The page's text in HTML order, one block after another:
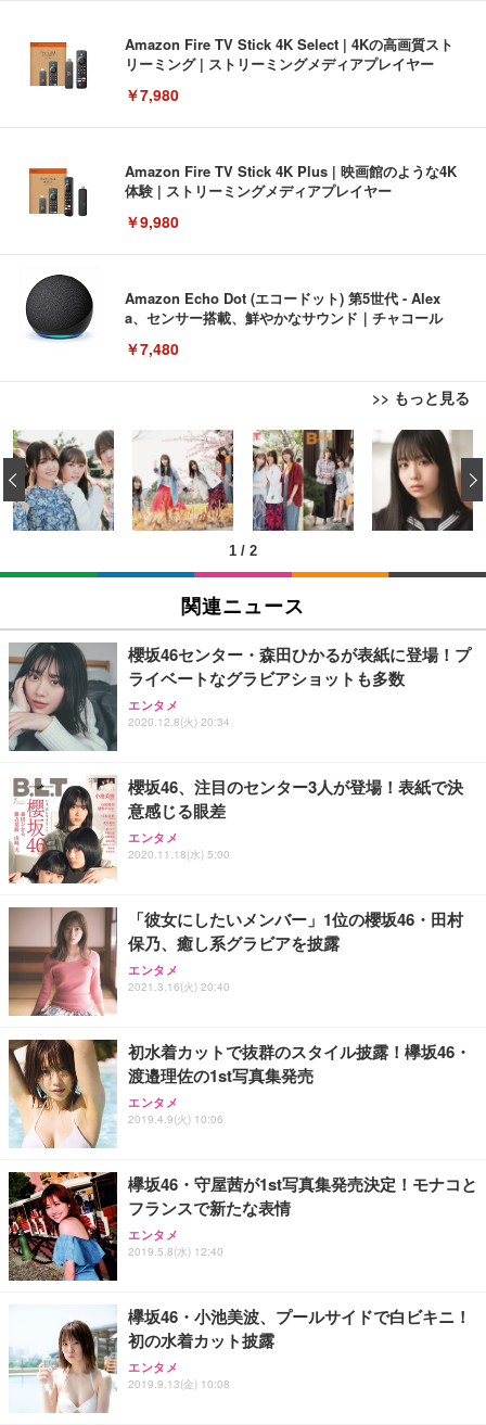
Amazon Fire TV Stick 4K Select | 4Kの高画質スト
リーミング | ストリーミングメディアプレイヤー
￥7,980
Amazon Fire TV Stick 4K Plus | 映画館のような4K
体験 | ストリーミングメディアプレイヤー
￥9,980
Amazon Echo Dot (エコードット) 第5世代 - Alex
a、センサー搭載、鮮やかなサウンド｜チャコール
￥7,480
>> もっと見る
[EdoErgo] オフィスチェア 椅子 テレワーク 疲れな
い 跳ね上げ式アームレスト コンパクト 約105度ロッ
キング pc 事務椅子 360度回転 座面昇降 強化ナイロ
ン樹脂ベース 通気性メッシュ 在宅ワーク H-WY01
(黒網+黒枠+黒足)
￥5,699
SIHOO B100 オフィスチェア／デスクチェア メッシ
ュチェア 人間工学 疲れない ブラック
￥27,999
Sezlife オフィスチェア デスクチェア 疲れない テレ
ワーク チェア 強化バックレスト 30度ロッキング機
能 人間工学 椅子 腰サポート 90度跳ね上げ式アーム
ョン PCチェア 通気性メッシュ ゲーミング/勉強/事
務用 おしゃれ パソコンチェア (ブラック)
Sezlife オフィスチェア デスクチェア 疲れない テレ
ワーク チェア 強化バックレスト 30度ロッキング機
能 人間工学 椅子 腰サポート 90度跳ね上げ式アーム
務用 おしゃれ パソコンチェア (ホワイト)
ANDWINT オフィスチェア デスクチェア 肘なし メ
ッシュ 通気性 ランバーサポート付き 腰サポート ガ
ス圧無段階昇降 360度回転 キャスター付き コンパク
EIZO ビジネス向けプレミアムモニター | FlexScan
EV3240X-WT | 31.5型4K UHD・USB Type-C・ホワ
イト
￥105,595
EIZO ビジネス向けプレミアムモニター | FlexScan
￥109,572
【純正品】27"ゲーミングモニター DualSense 充電
フック付き（CFI-ZDM1J）
【整備済み品】Dell E2724HS 27インチ 液晶モニタ
ー フルHD（1920×1080）VA 非光沢 HDMI/DisplayP
ort/VGA スピーカー内蔵 高さ調整 スイベル VESA対
【MiniLED/24.5inch/280Hz/FHD】GRAPHT THE S
HOOTER Gaming Monitor 24” Essential ゲーミン
グモニター QD 24.5インチ 1ms FHD 量子ドット 残
Amazonベーシック ペットシーツ 薄型 レギュラー 1
回使い捨て 無香料 ホワイト 300枚
￥3,373
Amazonベーシック ペットシーツ 厚型 ワイド 42枚
x2袋(84枚) ホワイト(吸収面:ライトブルー)
￥3,234
ネオ・ルーライフ ネオ・オムツ L 中型犬用 26枚入
り 単品
Smart Basic(スマートベーシック) 【Amazon.co.jp
限定】 Smart Basic アイリスオーヤマ ペットシーツ
超厚型 お徳用 ワイド 100枚入 (x 1) (ケース販売)
アイリスオーヤマ ペットシーツ 超厚型 お徳用 レギ
ュラー 200枚入【Amazon.co.jp限定】
1 / 2
‹
関連ニュース
櫻坂46センター・森田ひかるが表紙に登場！プ
ライベートなグラビアショットも多数
エンタメ
2020.12.8(火) 20:34
櫻坂46、注目のセンター3人が登場！表紙で決
意感じる眼差
エンタメ
2020.11.18(水) 5:00
「彼女にしたいメンバー」1位の櫻坂46・田村
保乃、癒し系グラビアを披露
エンタメ
2021.3.16(火) 20:40
初水着カットで抜群のスタイル披露！欅坂46・
渡邉理佐の1st写真集発売
エンタメ
2019.4.9(火) 10:06
欅坂46・守屋茜が1st写真集発売決定！モナコと
フランスで新たな表情
エンタメ
2019.5.8(水) 12:40
欅坂46・小池美波、プールサイドで白ビキニ！
初の水着カット披露
エンタメ
2019.9.13(金) 10:08